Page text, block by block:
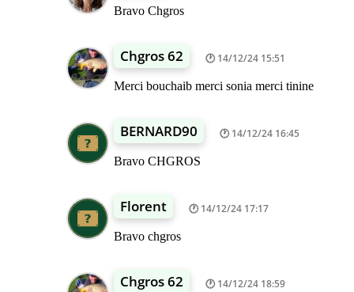
Bravo Chgros
Chgros 62 14/12/24 15:51
Merci bouchaib merci sonia merci tinine
BERNARD90 14/12/24 16:45
Bravo CHGROS
Florent 14/12/24 17:17
Bravo chgros
Chgros 62 14/12/24 18:59